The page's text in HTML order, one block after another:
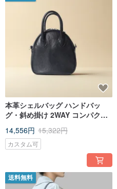
本革シェルバッグ ハンドバッ
グ・斜め掛け 2WAY コンパクト
ー
14,556円 15,322円
カスタム可
送料無料